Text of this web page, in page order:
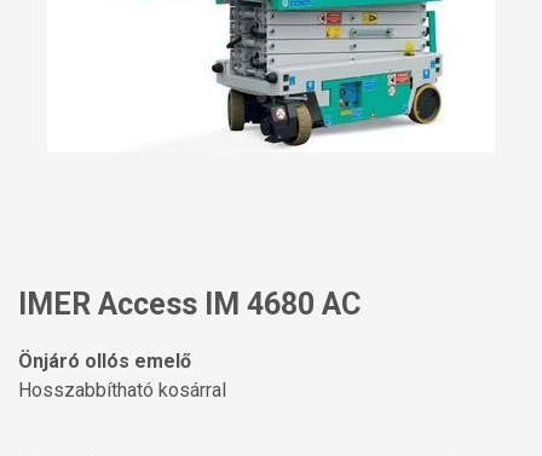
IMER Access IM 4680 AC
Önjáró ollós emelő
Hosszabbítható kosárral